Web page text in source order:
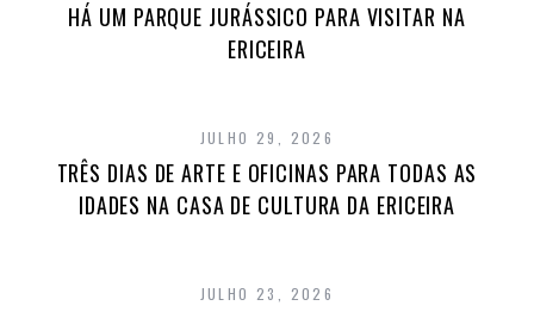
HÁ UM PARQUE JURÁSSICO PARA VISITAR NA
ERICEIRA
JULHO 29, 2026
TRÊS DIAS DE ARTE E OFICINAS PARA TODAS AS
IDADES NA CASA DE CULTURA DA ERICEIRA
JULHO 23, 2026